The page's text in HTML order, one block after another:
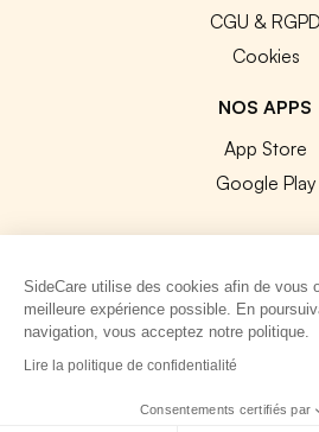
CGU & RGPD
Cookies
NOS APPS
App Store
Google Play
© 2026 SideCare. Tous
SideCare utilise des cookies afin de vous
meilleure expérience possible. En
navigation, vous acceptez notre politique.
Lire la politique de confidentialité
Consentements certifiés par